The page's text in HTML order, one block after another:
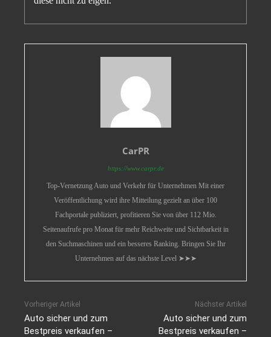
CarPR
https://www.carpr.de
Top-Vernetzung Auto und Verkehr für Unternehmen Mit einer
Veröffentlichung wird ihre Mitteilung gezielt an über 100
Fachportale publiziert, profitieren Sie von über 112 Mio.
Seitenaufrufe pro Monat für mehr Reichweite und Sichtbarkeit in
den Suchmaschinen und ein besseres Ranking. Bringen Sie Ihr
Unternehmen auf das nächste Level ➤➤➤
Vorheriger Artikel
Auto sicher und zum
Bestpreis verkaufen –
Nächster Artikel
Auto sicher und zum
Bestpreis verkaufen –